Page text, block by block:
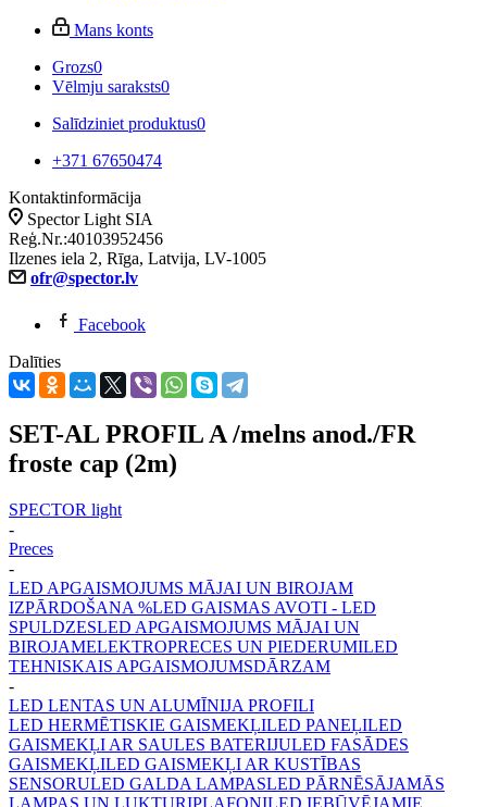
Mans konts
Grozs0
Vēlmju saraksts0
Salīdziniet produktus0
+371 67650474
Kontaktinformācija
Spector Light SIA
Reģ.Nr.:40103952456
Ilzenes iela 2, Rīga, Latvija, LV-1005
ofr@spector.lv
Facebook
Dalīties
SET-AL PROFIL A /melns anod./FR
froste cap (2m)
SPECTOR light
-
Preces
-
LED APGAISMOJUMS MĀJAI UN BIROJAM
IZPĀRDOŠANA %LED GAISMAS AVOTI - LED
SPULDZESLED APGAISMOJUMS MĀJAI UN
BIROJAMELEKTROPRECES UN PIEDERUMILED
TEHNISKAIS APGAISMOJUMSDĀRZAM
-
LED LENTAS UN ALUMĪNIJA PROFILI
LED HERMĒTISKIE GAISMEKĻILED PANEĻILED
GAISMEKĻI AR SAULES BATERIJULED FASĀDES
GAISMEKĻILED GAISMEKĻI AR KUSTĪBAS
SENSORULED GALDA LAMPASLED PĀRNĒSĀJAMĀS
LAMPAS UN LUKTURIPLAFONILED IEBŪVĒJAMIE